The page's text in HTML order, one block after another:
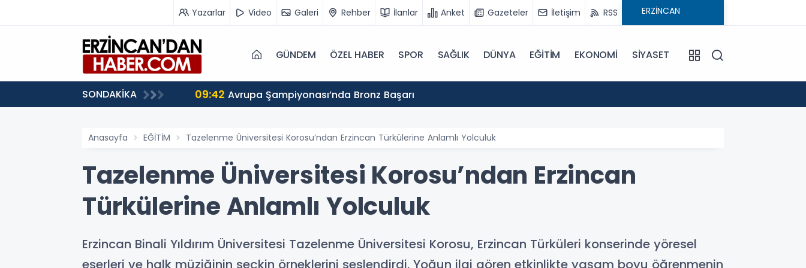
Yazarlar Video Galeri Rehber İlanlar Anket Gazeteler İletişim RSS
GÜNDEM ÖZEL HABER SPOR SAĞLIK DÜNYA EĞİTİM EKONOMİ SİYASET
SONDAKİKA 09:42 Avrupa Şampiyonası’nda Bronz Başarı
Anasayfa EĞİTİM Tazelenme Üniversitesi Korosu’ndan Erzincan Türkülerine Anlamlı Yolculuk
Tazelenme Üniversitesi Korosu’ndan Erzincan
Türkülerine Anlamlı Yolculuk
Erzincan Binali Yıldırım Üniversitesi Tazelenme Üniversitesi Korosu, Erzincan Türküleri konserinde yöresel
eserleri ve halk müziğinin seçkin örneklerini seslendirdi. Yoğun ilgi gören etkinlikte yaşam boyu öğrenmenin